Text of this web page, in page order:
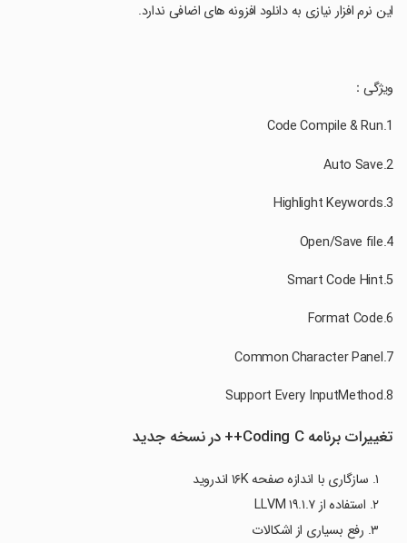
این نرم افزار نیازی به دانلود افزونه های اضافی ندارد.
‏ویژگی：
تغییرات برنامه Coding C++ در نسخه جدید
۱. سازگاری با اندازه صفحه ۱۶K اندروید
۲. استفاده از LLVM ۱۹.۱.۷
۳. رفع بسیاری از اشکالات